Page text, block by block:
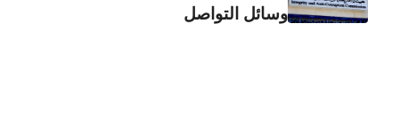
وسائل التواصل